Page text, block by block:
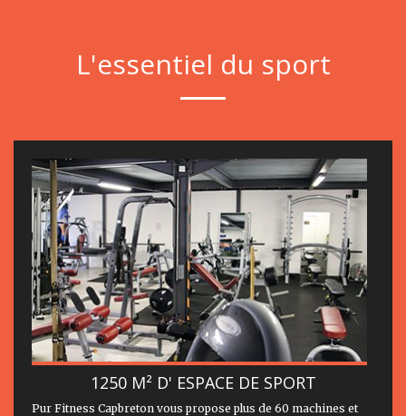
L'essentiel du sport
1250 M² D' ESPACE DE SPORT
Pur Fitness Capbreton vous propose plus de 60 machines et